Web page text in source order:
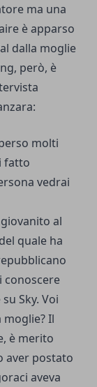
ma una
è apparso
dalla moglie
però, è
molti
fatto
vedrai
al
quale ha
conoscere
Sky. Voi
Il
è merito
aver postato
aveva